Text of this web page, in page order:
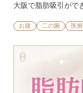
大阪で脂肪吸引がで
お腹 二の腕 医